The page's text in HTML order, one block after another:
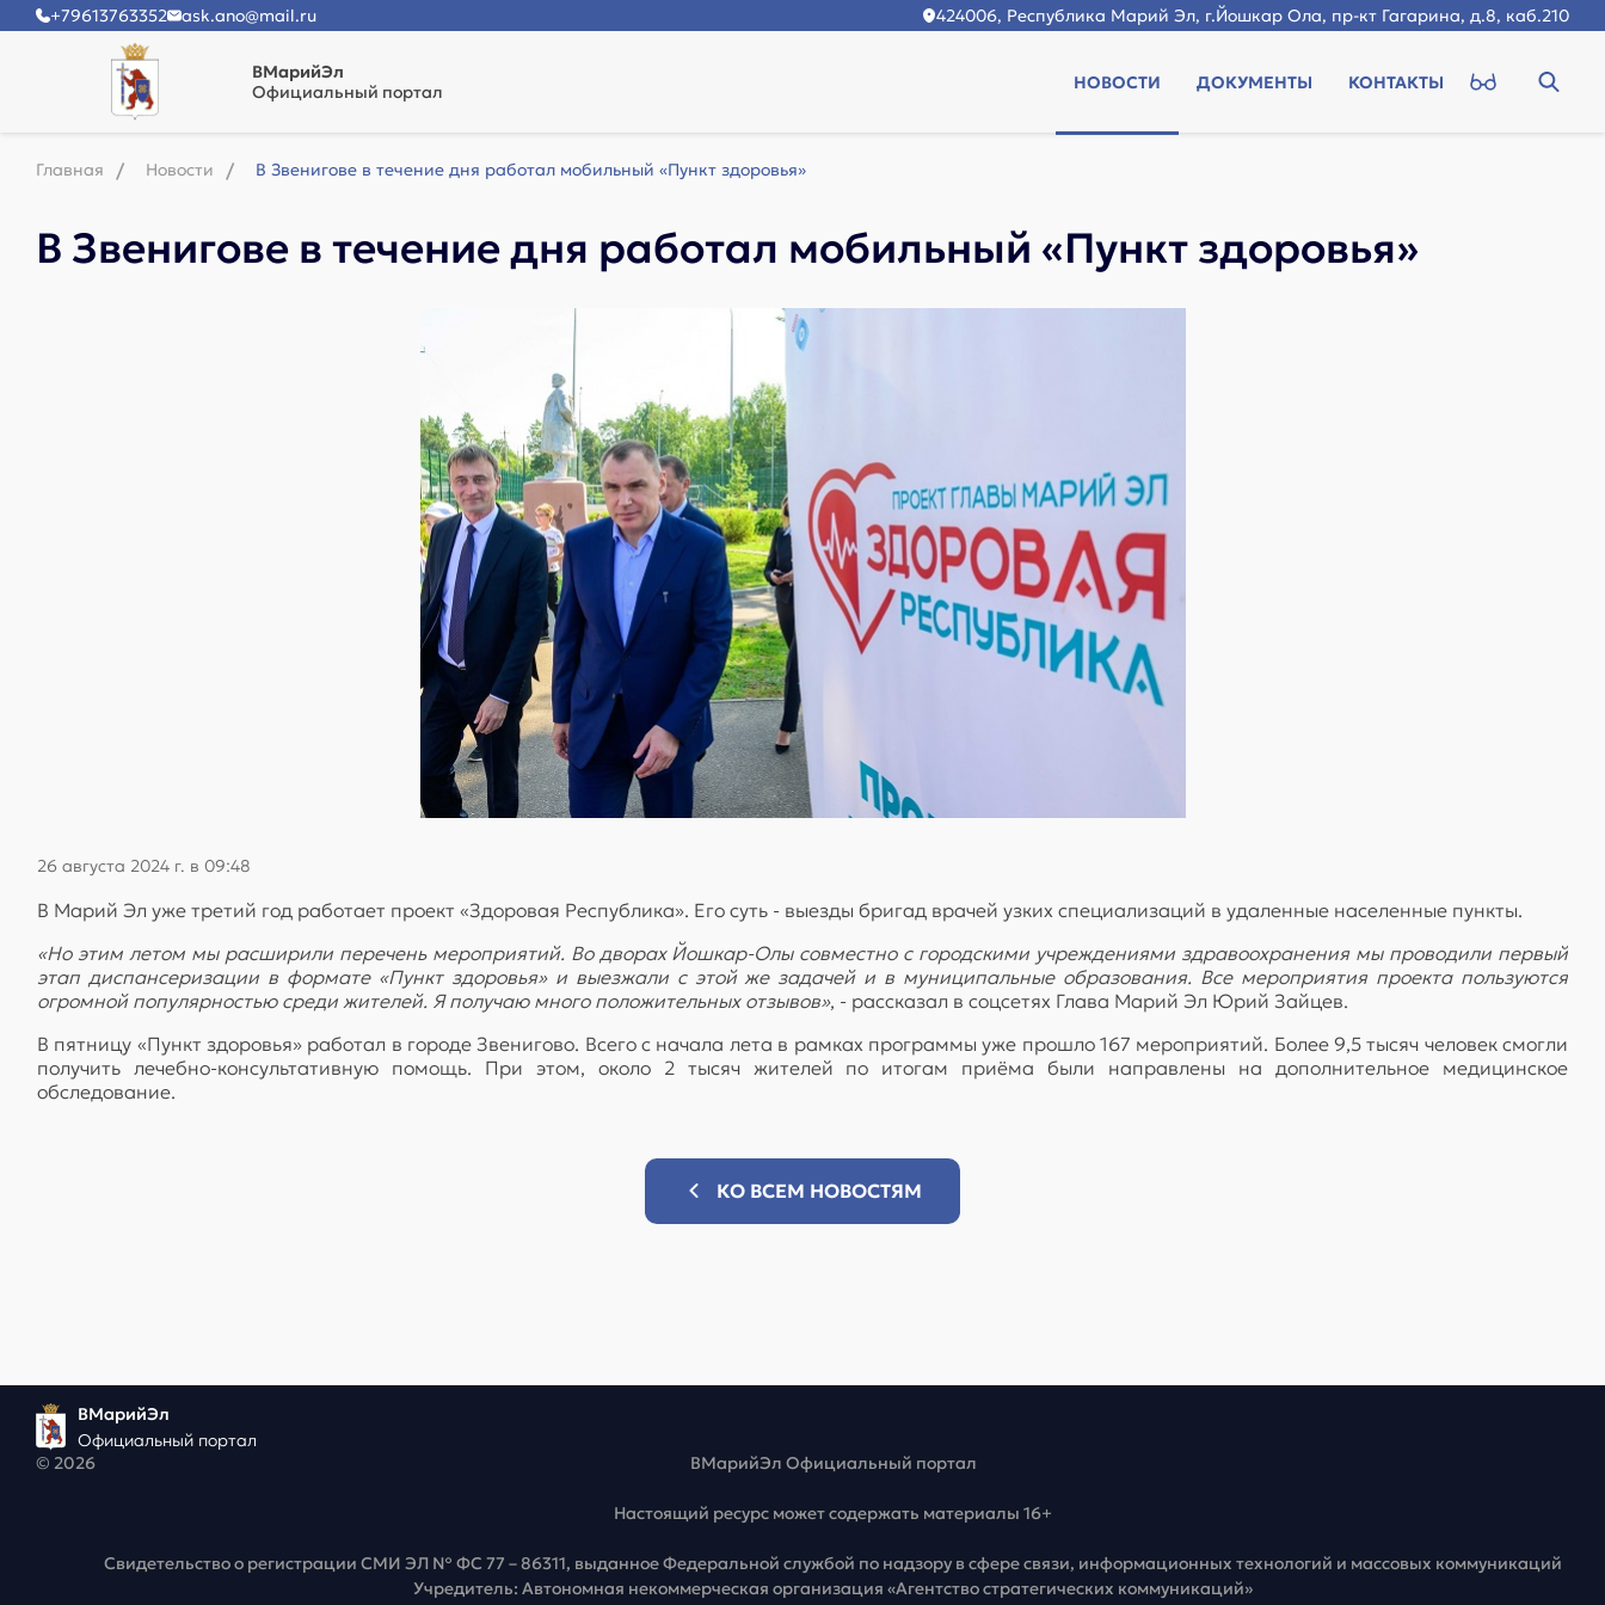
+79613763352 ask.ano@mail.ru 424006, Республика Марий Эл, г.Йошкар Ола, пр-кт Гагарина, д.8, каб.210
ВМарийЭл
Официальный портал
НОВОСТИ ДОКУМЕНТЫ КОНТАКТЫ
Главная Новости В Звенигове в течение дня работал мобильный «Пункт здоровья»
В Звенигове в течение дня работал мобильный «Пункт здоровья»
26 августа 2024 г. в 09:48
В Марий Эл уже третий год работает проект «Здоровая Республика». Его суть - выезды бригад врачей узких специализаций в удаленные населенные пункты.
«Но этим летом мы расширили перечень мероприятий. Во дворах Йошкар-Олы совместно с городскими учреждениями здравоохранения мы проводили первый
этап диспансеризации в формате «Пункт здоровья» и выезжали с этой же задачей и в муниципальные образования. Все мероприятия проекта пользуются
огромной популярностью среди жителей. Я получаю много положительных отзывов», - рассказал в соцсетях Глава Марий Эл Юрий Зайцев.
В пятницу «Пункт здоровья» работал в городе Звенигово. Всего с начала лета в рамках программы уже прошло 167 мероприятий. Более 9,5 тысяч человек смогли
получить лечебно-консультативную помощь. При этом, около 2 тысяч жителей по итогам приёма были направлены на дополнительное медицинское
обследование.
КО ВСЕМ НОВОСТЯМ
ВМарийЭл
Официальный портал
© 2026
ВМарийЭл Официальный портал
Настоящий ресурс может содержать материалы 16+
Свидетельство о регистрации СМИ ЭЛ № ФС 77 – 86311, выданное Федеральной службой по надзору в сфере связи, информационных технологий и массовых коммуникаций
Учредитель: Автономная некоммерческая организация «Агентство стратегических коммуникаций»